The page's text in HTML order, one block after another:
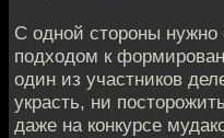
С одной стороны нужно
подходом к
один из участников
украсть, ни
даже на конкурсе